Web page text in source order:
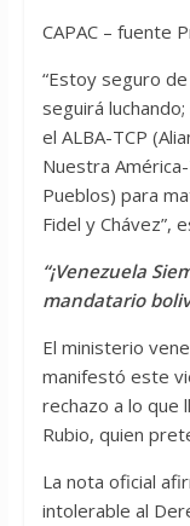
CAPAC – fuente
“Estoy seguro
seguirá
el ALBA-TCP
Nuestra
Pueblos) para
Fidel y Chávez”,
“¡Venezuela
mandatario
El ministerio
manifestó este
rechazo a lo que
Rubio, quien
La nota oficial
intolerable al